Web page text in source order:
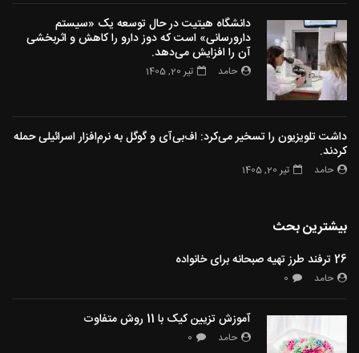
دانشگاه هیتیت در حال توسعه یک «سیستم
دارورسانی» است که دوز دارو را کاهش و اثربخشی
آن را افزایش می‌دهد.
حامد تیر 20, 1405
داشت تلویزیون را تسخیر می‌کرد: اف‌بی‌آی و گوگل به نرم‌افزار اسرائیلی حمله
کردند.
حامد تیر 20, 1405
بیشترین بحث
26 ترفند طرز تهیه صبحانه برای خانواده
حامد 0
آموزش تزیین کیک با 11 روش متفاوت
حامد 0